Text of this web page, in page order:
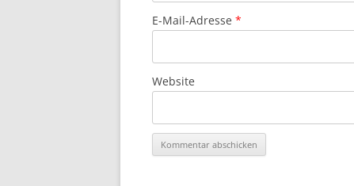
E-Mail-Adresse *
Website